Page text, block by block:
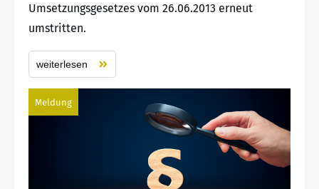
Umsetzungsgesetzes vom 26.06.2013 erneut
umstritten.
weiterlesen
Meldung